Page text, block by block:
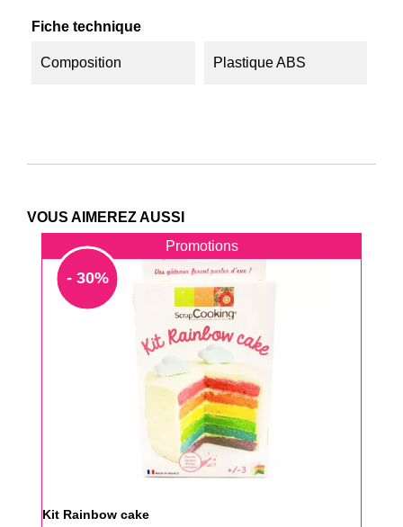
Fiche technique
Composition Plastique ABS
VOUS AIMEREZ AUSSI
Promotions
- 30%
Kit Rainbow cake